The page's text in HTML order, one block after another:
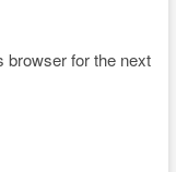
browser for the next